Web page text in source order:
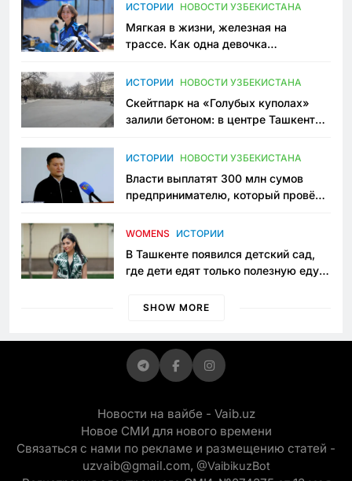
ИСТОРИИ НОВОСТИ УЗБЕКИСТАНА
Мягкая в жизни, железная на
трассе. Как одна девочка
Узбекистане
ИСТОРИИ НОВОСТИ УЗБЕКИСТАНА
Скейтпарк на «Голубых куполах»
залили бетоном: в центре Ташкента
пространство
ИСТОРИИ НОВОСТИ УЗБЕКИСТАНА
Власти выплатят 300 млн сумов
предпринимателю, который провёл
приговору
WOMENS ИСТОРИИ
В Ташкенте появился детский сад,
где дети едят только полезную еду.
просить «кашу без сахара»
SHOW MORE
Новости на вайбе - Vaib.uz
Новое СМИ для нового времени
Связаться с нами по рекламе и размещению статей -
uzvaib@gmail.com, @VaibikuzBot